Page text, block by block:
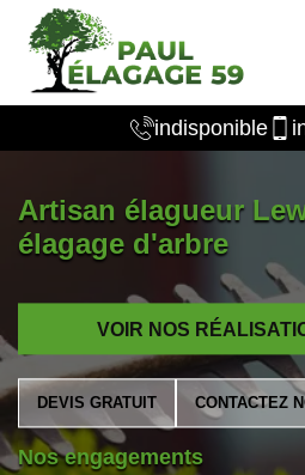
indisponible
Artisan élagueur
élagage d'arbre
VOIR NOS
DEVIS GRATUIT CONTACTEZ
Nos engagements